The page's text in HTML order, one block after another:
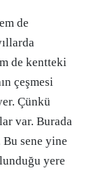
de
de kentteki
çeşmesi
Çünkü
var. Burada
Bu sene yine
yere